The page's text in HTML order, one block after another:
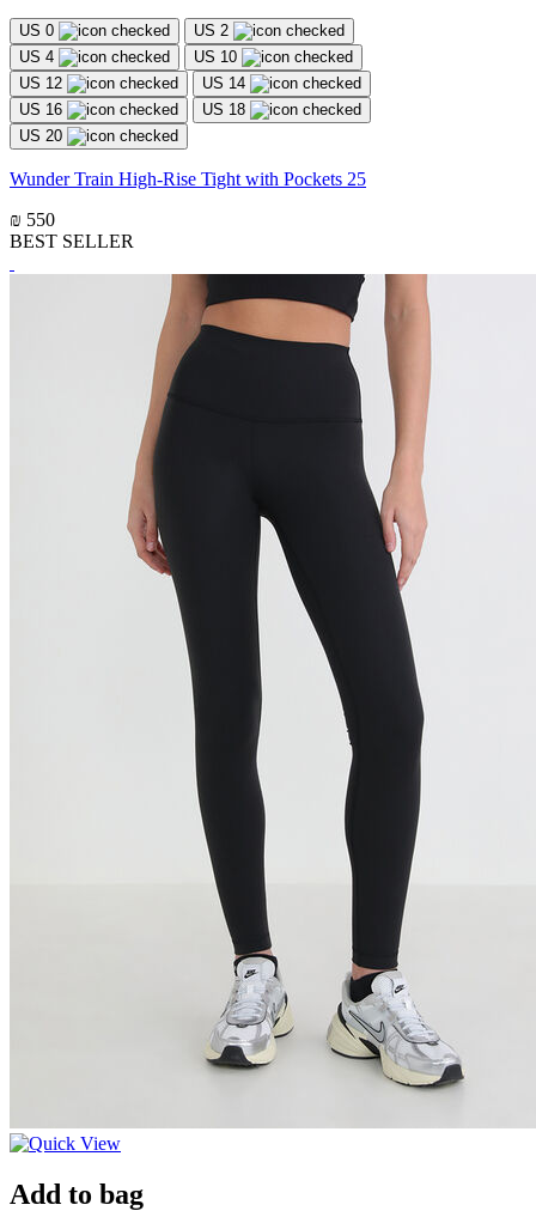
US 0
US 2
US 4
US 10
US 12
US 14
US 16
US 18
US 20
Wunder Train High-Rise Tight with Pockets 25
₪ 550
BEST SELLER
Add to bag